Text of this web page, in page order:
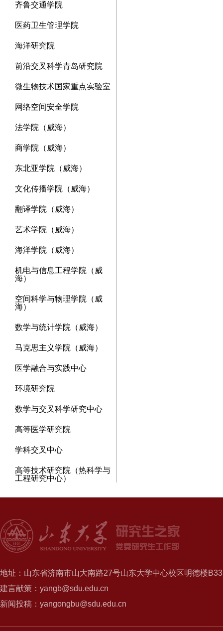
齐鲁交通学院
医药卫生管理学院
海洋研究院
前沿交叉科学青岛研究院
微生物技术国家重点实验室
网络空间安全学院
法学院（威海）
商学院（威海）
东北亚学院（威海）
文化传播学院（威海）
翻译学院（威海）
艺术学院（威海）
海洋学院（威海）
机电与信息工程学院（威
海）
空间科学与物理学院（威
海）
数学与统计学院（威海）
马克思主义学院（威海）
医学融合与实践中心
环境研究院
数学与交叉科学研究中心
高等医学研究院
学科交叉中心
高等技术研究院（热科学与
工程研究中心）
地址：山东省济南市山大南路27号山东大学中心校区明德楼
建言献策：yangb@sdu.edu.cn
新闻投稿：yangongbu@sdu.edu.cn